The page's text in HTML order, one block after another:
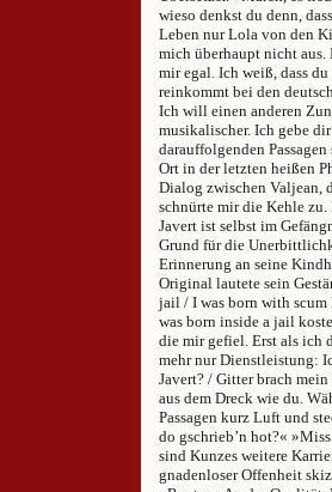
wieso denkst du denn,
Leben nur Lola von den
mich überhaupt nicht aus.
mir egal. Ich weiß, dass
reinkommt bei den
Ich will einen anderen
musikalischer. Ich gebe
darauffolgenden
Ort in der letzten heißen
Dialog zwischen Valjean,
schnürte mir die Kehle
Javert ist selbst im
Grund für die
Erinnerung an seine
Original lautete sein
jail / I was born with
was born inside a jail
die mir gefiel. Erst als ich
mehr nur Dienstleistung:
Javert? / Gitter brach
aus dem Dreck wie du.
Passagen kurz Luft und
do gschrieb’n hot?«
sind Kunzes weitere
gnadenloser Offenheit